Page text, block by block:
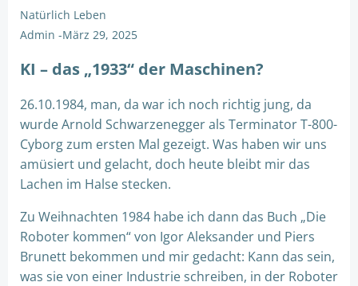
Natürlich Leben
Admin -März 29, 2025
KI – das „1933“ der Maschinen?
26.10.1984, man, da war ich noch richtig jung, da
wurde Arnold Schwarzenegger als Terminator T-800-
Cyborg zum ersten Mal gezeigt. Was haben wir uns
amüsiert und gelacht, doch heute bleibt mir das
Lachen im Halse stecken.
Zu Weihnachten 1984 habe ich dann das Buch „Die
Roboter kommen“ von Igor Aleksander und Piers
Brunett bekommen und mir gedacht: Kann das sein,
was sie von einer Industrie schreiben, in der Roboter